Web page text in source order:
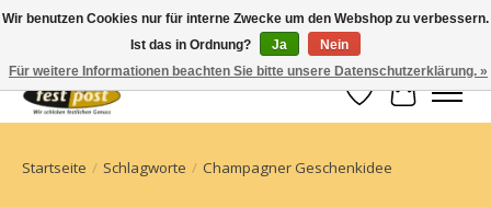
Champagner einfach geschickt
Wunschzettel
Ihr
Startseite / Schlagworte / Champagner Geschenkidee
Wir benutzen Cookies nur für interne Zwecke um den Webshop zu verbessern.
Ist das in Ordnung?
Ja
Nein
Für weitere Informationen beachten Sie bitte unsere Datenschutzerklärung. »